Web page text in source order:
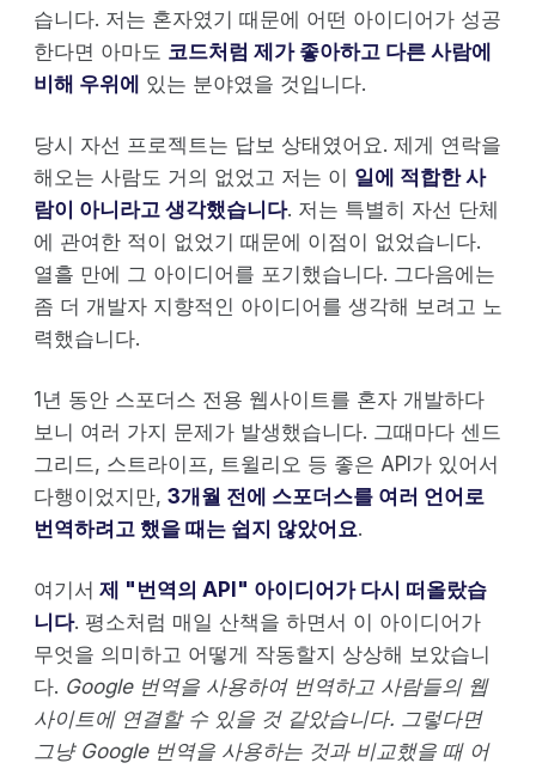
습니다. 저는 혼자였기 때문에 어떤 아이디어가 성공
한다면 아마도 코드처럼 제가 좋아하고 다른 사람에
비해 우위에 있는 분야였을 것입니다.
당시 자선 프로젝트는 답보 상태였어요. 제게 연락을
해오는 사람도 거의 없었고 저는 이 일에 적합한 사
람이 아니라고 생각했습니다. 저는 특별히 자선 단체
에 관여한 적이 없었기 때문에 이점이 없었습니다.
열흘 만에 그 아이디어를 포기했습니다. 그다음에는
좀 더 개발자 지향적인 아이디어를 생각해 보려고 노
력했습니다.
1년 동안 스포더스 전용 웹사이트를 혼자 개발하다
보니 여러 가지 문제가 발생했습니다. 그때마다 센드
그리드, 스트라이프, 트윌리오 등 좋은 API가 있어서
다행이었지만, 3개월 전에 스포더스를 여러 언어로
번역하려고 했을 때는 쉽지 않았어요.
여기서 제 "번역의 API" 아이디어가 다시 떠올랐습
니다. 평소처럼 매일 산책을 하면서 이 아이디어가
무엇을 의미하고 어떻게 작동할지 상상해 보았습니
다. Google 번역을 사용하여 번역하고 사람들의 웹
사이트에 연결할 수 있을 것 같았습니다. 그렇다면
그냥 Google 번역을 사용하는 것과 비교했을 때 어